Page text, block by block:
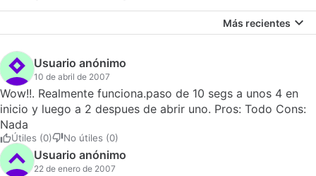
Más recientes
Usuario anónimo
10 de abril de 2007
Wow!!. Realmente funciona.paso de 10 segs a unos 4 en
inicio y luego a 2 despues de abrir uno. Pros: Todo Cons:
Nada
Útiles (0) No útiles (0)
Usuario anónimo
22 de enero de 2007